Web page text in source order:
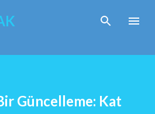
içeriğe atla
Güncelleme: Kat